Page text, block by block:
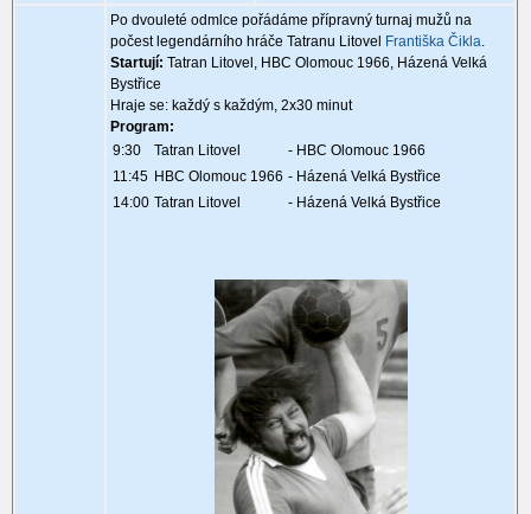
Po dvouleté odmlce pořádáme přípravný turnaj mužů na
počest legendárního hráče Tatranu Litovel
Františka Čikla.
Startují: Tatran Litovel, HBC Olomouc 1966, Házená Velká
Bystřice
Hraje se: každý s každým, 2x30 minut
Program:
9:30
Tatran Litovel
- HBC Olomouc 1966
11:45 HBC Olomouc 1966 - Házená Velká Bystřice
14:00 Tatran Litovel - Házená Velká Bystřice